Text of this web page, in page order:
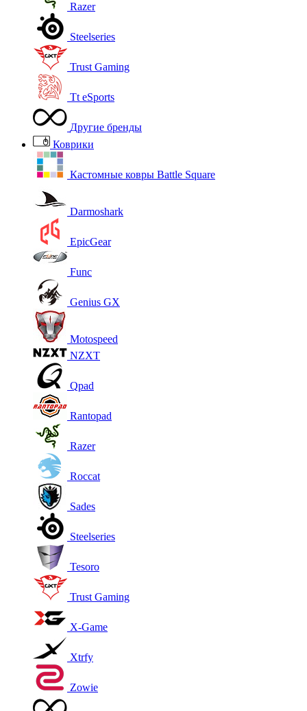
Razer
Steelseries
Trust Gaming
Tt eSports
Другие бренды
Коврики
Кастомные ковры Battle Square
Darmoshark
EpicGear
Func
Genius GX
Motospeed
NZXT
Qpad
Rantopad
Razer
Roccat
Sades
Steelseries
Tesoro
Trust Gaming
X-Game
Xtrfy
Zowie